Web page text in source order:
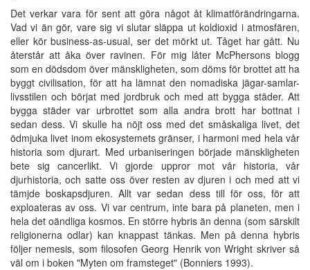
Det verkar vara för sent att göra något åt klimatförändringarna.
Vad vi än gör, vare sig vi slutar släppa ut koldioxid i atmosfären,
eller kör business-as-usual, ser det mörkt ut. Tåget har gått. Nu
återstår att åka över ravinen. För mig låter McPhersons blogg
som en dödsdom över mänskligheten, som döms för brottet att ha
byggt civilisation, för att ha lämnat den nomadiska jägar-samlar-
livsstilen och börjat med jordbruk och med att bygga städer. Att
bygga städer var urbrottet som alla andra brott har bottnat i
sedan dess. Vi skulle ha nöjt oss med det småskaliga livet, det
ödmjuka livet inom ekosystemets gränser, i harmoni med hela vår
historia som djurart. Med urbaniseringen började mänskligheten
bete sig cancerlikt. Vi gjorde uppror mot vår historia, vår
djurhistoria, och satte oss över resten av djuren i och med att vi
tämjde boskapsdjuren. Allt var sedan dess till för oss, för att
exploateras av oss. Vi var centrum, inte bara på planeten, men i
hela det oändliga kosmos. En större hybris än denna (som särskilt
religionerna odlar) kan knappast tänkas. Men på denna hybris
följer nemesis, som filosofen Georg Henrik von Wright skriver så
väl om i boken "Myten om framsteget" (Bonniers 1993).